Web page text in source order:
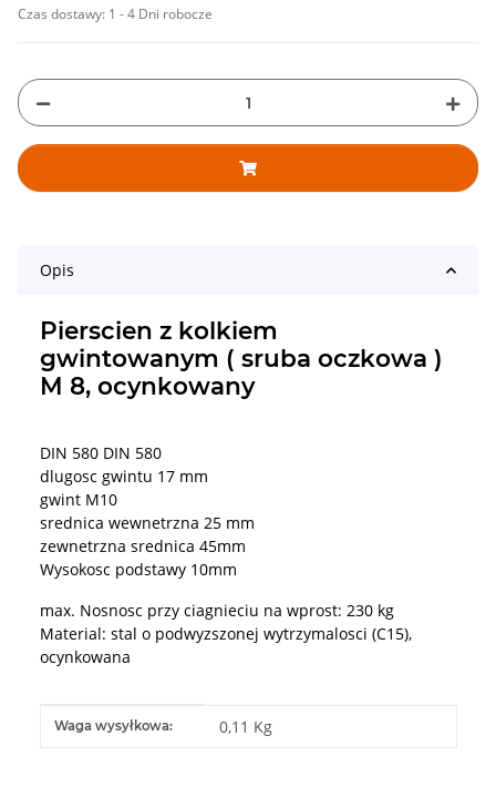
Czas dostawy: 1 - 4 Dni robocze
Opis
Pierscien z kolkiem
gwintowanym ( sruba oczkowa )
M 8, ocynkowany
DIN 580 DIN 580
dlugosc gwintu 17 mm
gwint M10
srednica wewnetrzna 25 mm
zewnetrzna srednica 45mm
Wysokosc podstawy 10mm
max. Nosnosc przy ciagnieciu na wprost: 230 kg
Material: stal o podwyzszonej wytrzymalosci (C15),
ocynkowana
#productDetails.itemInformation#
#productDetails.itemValue#
Waga wysyłkowa: 0,11 Kg